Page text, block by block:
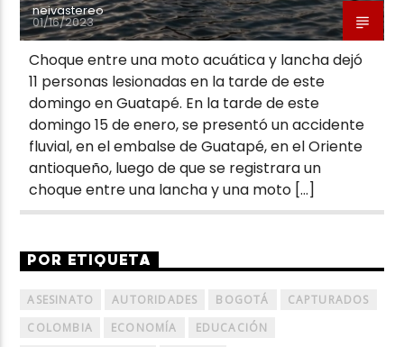
neivastereo
01/16/2023
Choque entre una moto acuática y lancha dejó
11 personas lesionadas en la tarde de este
domingo en Guatapé. En la tarde de este
domingo 15 de enero, se presentó un accidente
fluvial, en el embalse de Guatapé, en el Oriente
antioqueño, luego de que se registrara un
choque entre una lancha y una moto […]
POR ETIQUETA
ASESINATO AUTORIDADES BOGOTÁ
CAPTURADOS
COLOMBIA
ECONOMÍA
EDUCACIÓN